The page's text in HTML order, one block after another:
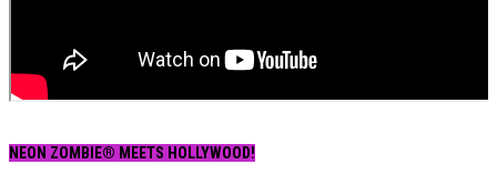
NEON ZOMBIE® MEETS HOLLYWOOD!